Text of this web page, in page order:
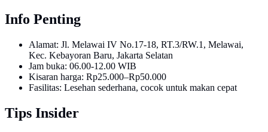
Info Penting
Alamat: Jl. Melawai IV No.17-18, RT.3/RW.1, Melawai,
Kec. Kebayoran Baru, Jakarta Selatan
Jam buka: 06.00-12.00 WIB
Kisaran harga: Rp25.000–Rp50.000
Fasilitas: Lesehan sederhana, cocok untuk makan cepat
Tips Insider